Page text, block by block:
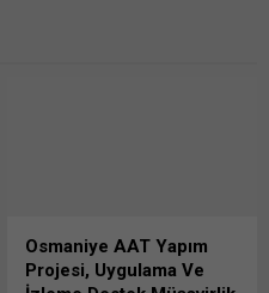
Osmaniye AAT Yapım
Projesi, Uygulama Ve